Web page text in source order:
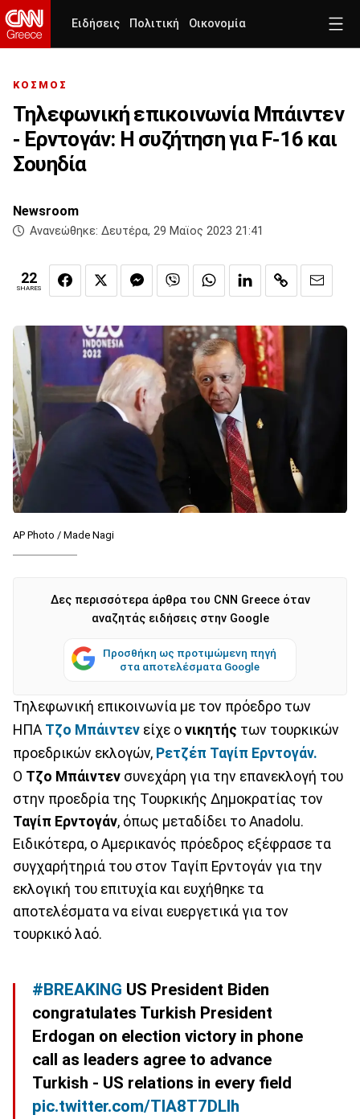
Ειδήσεις Πολιτική Οικονομία
ΚΟΣΜΟΣ
Τηλεφωνική επικοινωνία Μπάιντεν
- Ερντογάν: Η συζήτηση για F-16 και
Σουηδία
Newsroom
Ανανεώθηκε: Δευτέρα, 29 Μαϊος 2023 21:41
22
SHARES
AP Photo / Made Nagi
Δες περισσότερα άρθρα του CNN Greece όταν
αναζητάς ειδήσεις στην Google
Προσθήκη ως προτιμώμενη πηγή
στα αποτελέσματα Google
Τηλεφωνική επικοινωνία με τον πρόεδρο των
ΗΠΑ Τζο Μπάιντεν είχε ο νικητής των τουρκικών
προεδρικών εκλογών, Ρετζέπ Ταγίπ Ερντογάν.
Ο Τζο Μπάιντεν συνεχάρη για την επανεκλογή του
στην προεδρία της Τουρκικής Δημοκρατίας τον
Ταγίπ Ερντογάν, όπως μεταδίδει το Anadolu.
Eιδικότερα, ο Αμερικανός πρόεδρος εξέφρασε τα
συγχαρήτηριά του στον Ταγίπ Ερντογάν για την
εκλογική του επιτυχία και ευχήθηκε τα
αποτελέσματα να είναι ευεργετικά για τον
τουρκικό λαό.
#BREAKING US President Biden
congratulates Turkish President
Erdogan on election victory in phone
call as leaders agree to advance
Turkish - US relations in every field
pic.twitter.com/TlA8T7DLlh